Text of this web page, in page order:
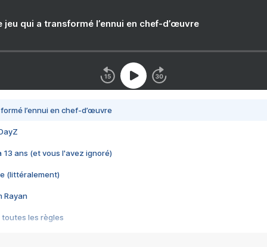
jeu qui a transformé l’ennui en chef-d’œuvre
l’ennui en chef-d’œuvre
13 ans (et vous l'avez ignoré)
(littéralement)
Rayan
toutes les règles